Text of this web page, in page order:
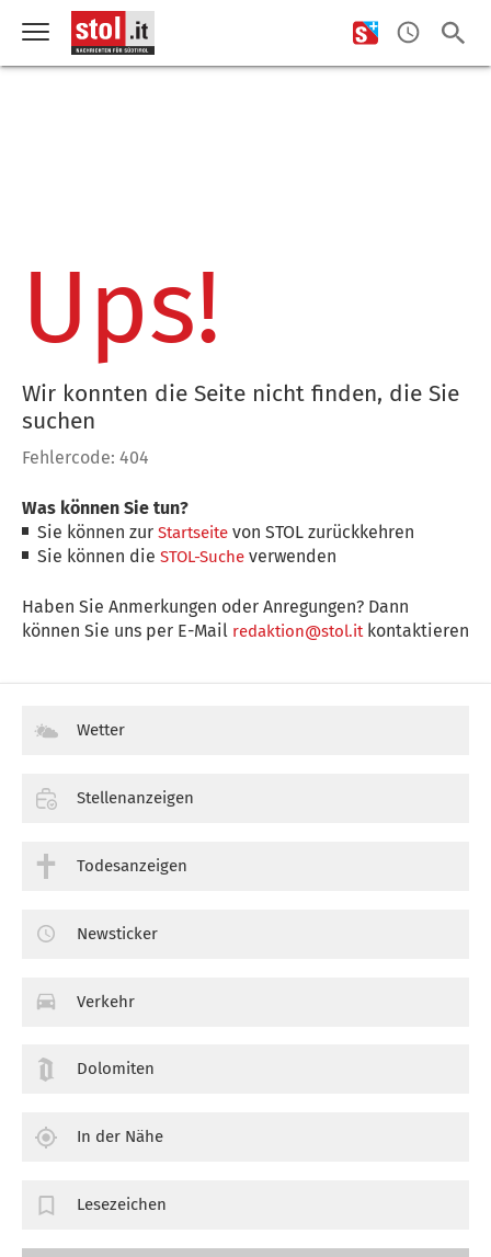
Ups!
Wir konnten die Seite nicht finden, die Sie
suchen
Fehlercode: 404
Was können Sie tun?
Sie können zurStartseite von STOL zurückkehren
Sie können dieSTOL-Suche verwenden
Haben Sie Anmerkungen oder Anregungen? Dann
können Sie uns per E-Mail redaktion@stol.itkontaktieren
Wetter
Stellenanzeigen
Todesanzeigen
Newsticker
Verkehr
Dolomiten
In der Nähe
Lesezeichen